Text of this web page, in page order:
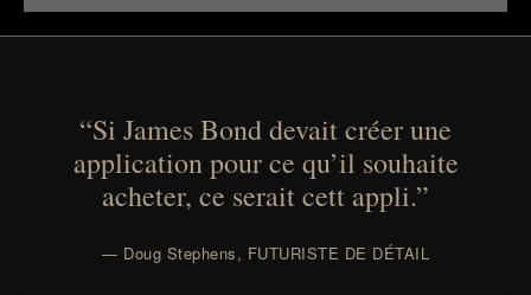
“Si James Bond devait créer une
application pour ce qu’il souhaite
acheter, ce serait cett appli.”
— Doug Stephens, FUTURISTE DE DÉTAIL